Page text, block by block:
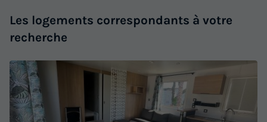
Les logements correspondants à votre
recherche